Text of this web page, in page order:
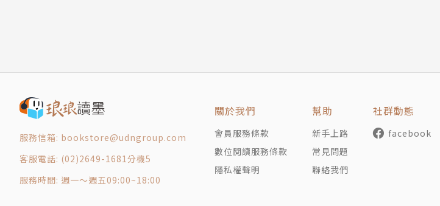
他的演講被《Wired》雜誌列入十大必看TED演講，他也成了《紐約時報》年度暢銷
會年度百大好書作家。他獲獎無數，包括美國國家多發性節結硬化症協會「美好人生
的肯書獎、年度心理類書選、浪達文學獎，以及優質紙本書俱樂部新視野獎等十數獎項
他積極投入多項倡權運動，關注主題包含跨性別者的權益、精神健康、教育與藝術等
臨床心理學教授、美國筆會中心理事會主席、康乃爾大學威爾醫學院精神病學講師、
耶魯大學精神病學系跨性別精神健康特別顧問、密西根大學憂鬱症中心主任以及冷泉
服務信箱: bookstore@udngroup.com
客服電話: (02)2649-1681分機5
服務時間: 週一～週五09:00~18:00
關於我們
會員服務條款
數位閱讀服務條款
隱私權聲明
幫助
新手上路
常見問題
聯絡我們
社群動態
facebook